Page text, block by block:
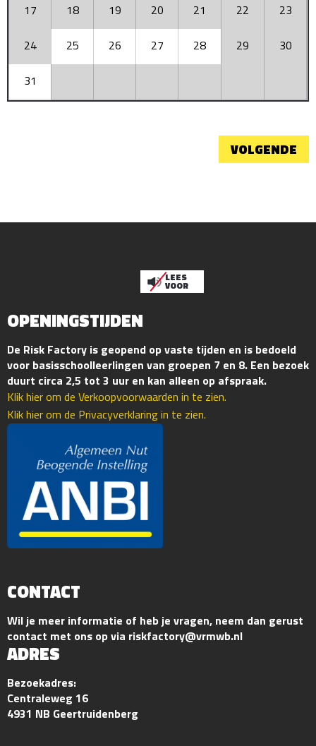
17 18 19 20 21 22 23
24 25 26 27 28 29 30
31
VOLGENDE
LEES
VOOR
OPENINGSTIJDEN
De Risk Factory is geopend op vaste tijden en is bedoeld
voor basisschoolleerlingen van groepen 7 en 8. Een bezoek
duurt circa 2,5 tot 3 uur en kan alleen op afspraak.
Klik hier om de Verkoopvoorwaarden in te zien.
Klik hier om de Privacyverklaring in te zien.
CONTACT
Wil je meer informatie of heb je vragen, neem dan gerust
contact met ons op via riskfactory@vrmwb.nl
ADRES
Bezoekadres:
Centraleweg 16
4931 NB Geertruidenberg